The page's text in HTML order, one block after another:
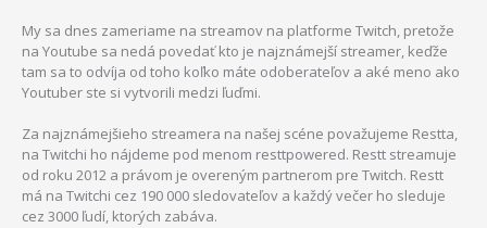
My sa dnes zameriame na streamov na platforme Twitch, pretože
na Youtube sa nedá povedať kto je najznámejší streamer, keďže
tam sa to odvíja od toho koľko máte odoberateľov a aké meno ako
Youtuber ste si vytvorili medzi ľuďmi.
Za najznámejšieho streamera na našej scéne považujeme Restta,
na Twitchi ho nájdeme pod menom resttpowered. Restt streamuje
od roku 2012 a právom je overeným partnerom pre Twitch. Restt
má na Twitchi cez 190 000 sledovateľov a každý večer ho sleduje
cez 3000 ľudí, ktorých zabáva.